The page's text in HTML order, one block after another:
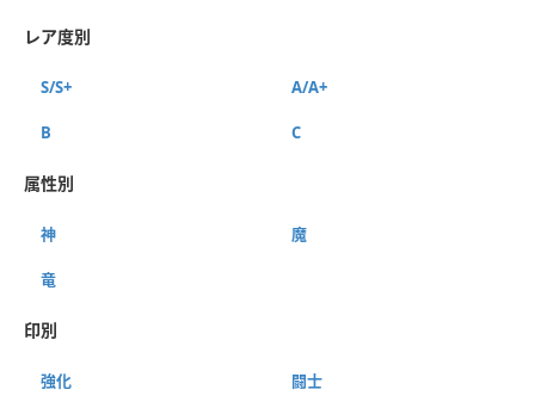
レア度別
S/S+ A/A+
B C
属性別
神 魔
竜
印別
強化 闘士